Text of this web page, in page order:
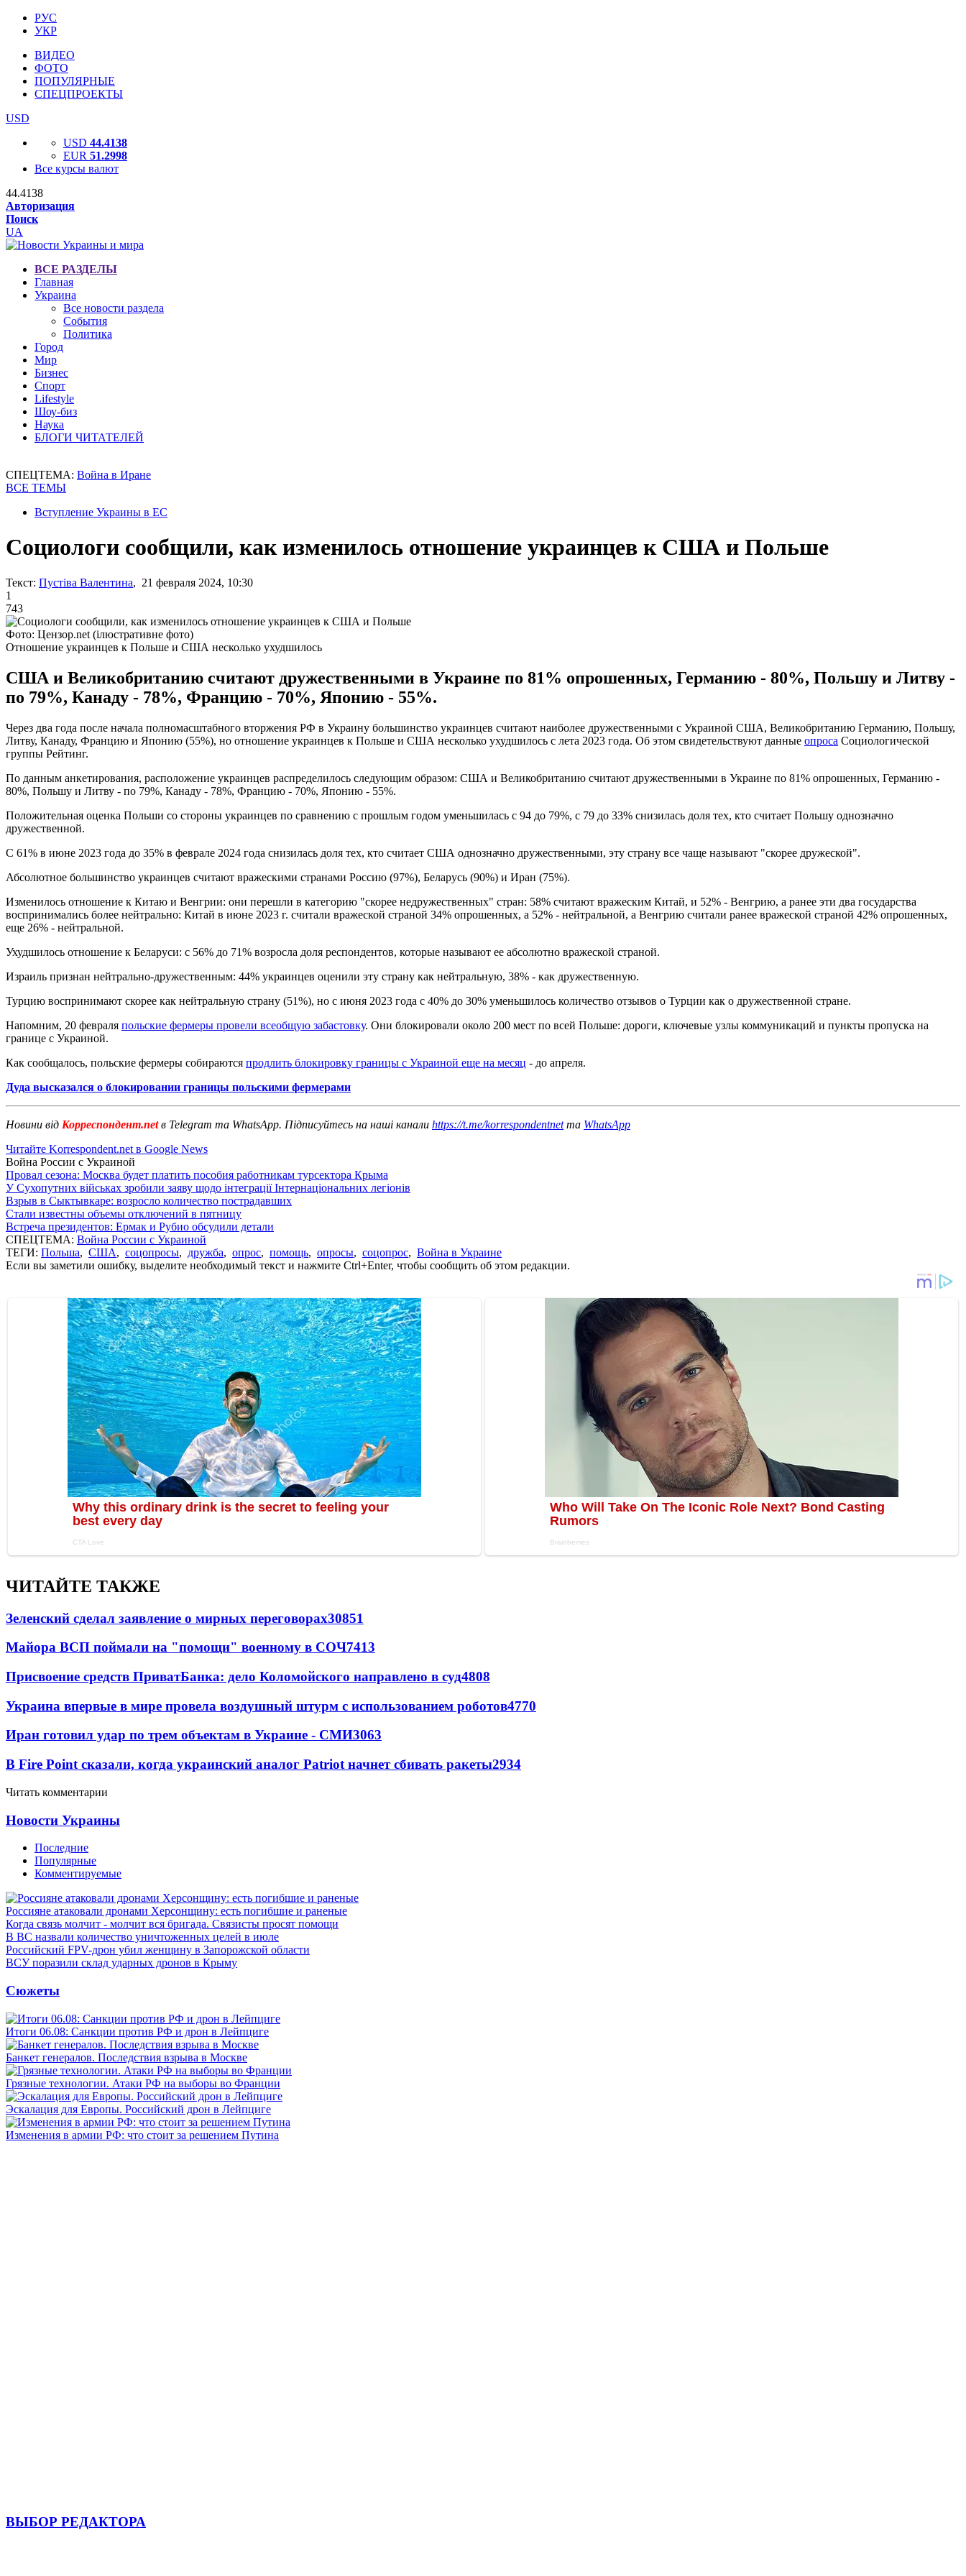
РУС
УКР
ВИДЕО
ФОТО
ПОПУЛЯРНЫЕ
СПЕЦПРОЕКТЫ
USD
USD 44.4138
EUR 51.2998
Все курсы валют
44.4138
Авторизация
Поиск
UA
ВСЕ РАЗДЕЛЫ
Главная
Украина
Все новости раздела
События
Политика
Город
Мир
Бизнес
Спорт
Lifestyle
Шоу-биз
Наука
БЛОГИ ЧИТАТЕЛЕЙ
СПЕЦТЕМА: Война в Иране
ВСЕ ТЕМЫ
Вступление Украины в ЕС
Социологи сообщили, как изменилось отношение украинцев к США и Польше
Текст: Пустіва Валентина, 21 февраля 2024, 10:30
1
743
Фото: Цензор.net (ілюстративне фото)
Отношение украинцев к Польше и США несколько ухудшилось
США и Великобританию считают дружественными в Украине по 81% опрошенных, Германию - 80%, Польшу и Литву -
по 79%, Канаду - 78%, Францию - 70%, Японию - 55%.
Через два года после начала полномасштабного вторжения РФ в Украину большинство украинцев считают наиболее дружественными с Украиной США, Великобританию Германию, Польшу,
Литву, Канаду, Францию и Японию (55%), но отношение украинцев к Польше и США несколько ухудшилось с лета 2023 года. Об этом свидетельствуют данные опроса Социологической
группы Рейтинг.
По данным анкетирования, расположение украинцев распределилось следующим образом: США и Великобританию считают дружественными в Украине по 81% опрошенных, Германию -
80%, Польшу и Литву - по 79%, Канаду - 78%, Францию - 70%, Японию - 55%.
Положительная оценка Польши со стороны украинцев по сравнению с прошлым годом уменьшилась с 94 до 79%, с 79 до 33% снизилась доля тех, кто считает Польшу однозначно
дружественной.
С 61% в июне 2023 года до 35% в феврале 2024 года снизилась доля тех, кто считает США однозначно дружественными, эту страну все чаще называют "скорее дружеской".
Абсолютное большинство украинцев считают вражескими странами Россию (97%), Беларусь (90%) и Иран (75%).
Изменилось отношение к Китаю и Венгрии: они перешли в категорию "скорее недружественных" стран: 58% считают вражеским Китай, и 52% - Венгрию, а ранее эти два государства
воспринимались более нейтрально: Китай в июне 2023 г. считали вражеской страной 34% опрошенных, а 52% - нейтральной, а Венгрию считали ранее вражеской страной 42% опрошенных,
еще 26% - нейтральной.
Ухудшилось отношение к Беларуси: с 56% до 71% возросла доля респондентов, которые называют ее абсолютно вражеской страной.
Израиль признан нейтрально-дружественным: 44% украинцев оценили эту страну как нейтральную, 38% - как дружественную.
Турцию воспринимают скорее как нейтральную страну (51%), но с июня 2023 года с 40% до 30% уменьшилось количество отзывов о Турции как о дружественной стране.
Напомним, 20 февраля польские фермеры провели всеобщую забастовку. Они блокировали около 200 мест по всей Польше: дороги, ключевые узлы коммуникаций и пункты пропуска на
границе с Украиной.
Как сообщалось, польские фермеры собираются продлить блокировку границы с Украиной еще на месяц - до апреля.
Дуда высказался о блокировании границы польскими фермерами
Новини від Корреспондент.netв Telegram та WhatsApp. Підписуйтесь на наші канали https://t.me/korrespondentnetта WhatsApp
Читайте Korrespondent.net в Google News
Война России с Украиной
Провал сезона: Москва будет платить пособия работникам турсектора Крыма
У Сухопутних військах зробили заяву щодо інтеграції Інтернаціональних легіонів
Взрыв в Сыктывкаре: возросло количество пострадавших
Стали известны объемы отключений в пятницу
Встреча президентов: Ермак и Рубио обсудили детали
СПЕЦТЕМА: Война России с Украиной
ТЕГИ: Польша, США, соцопросы, дружба, опрос, помощь, опросы, соцопрос, Война в Украине
Если вы заметили ошибку, выделите необходимый текст и нажмите Ctrl+Enter, чтобы сообщить об этом редакции.
ЧИТАЙТЕ ТАКЖЕ
Зеленский сделал заявление о мирных переговорах30851
Майора ВСП поймали на "помощи" военному в СОЧ7413
Присвоение средств ПриватБанка: дело Коломойского направлено в суд4808
Украина впервые в мире провела воздушный штурм с использованием роботов4770
Иран готовил удар по трем объектам в Украине - СМИ3063
В Fire Point сказали, когда украинский аналог Patriot начнет сбивать ракеты2934
Читать комментарии
Новости Украины
Последние
Популярные
Комментируемые
Россияне атаковали дронами Херсонщину: есть погибшие и раненые
Когда связь молчит - молчит вся бригада. Связисты просят помощи
В ВС назвали количество уничтоженных целей в июле
Российский FPV-дрон убил женщину в Запорожской области
ВСУ поразили склад ударных дронов в Крыму
Сюжеты
Итоги 06.08: Санкции против РФ и дрон в Лейпциге
Банкет генералов. Последствия взрыва в Москве
Грязные технологии. Атаки РФ на выборы во Франции
Эскалация для Европы. Российский дрон в Лейпциге
Изменения в армии РФ: что стоит за решением Путина
ВЫБОР РЕДАКТОРА